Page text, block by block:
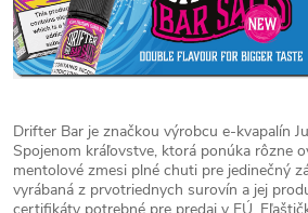
Drifter Bar je značkou výrobcu e-kvapalín
Spojenom kráľovstve, ktorá ponúka rôzne
mentolové zmesi plné chuti pre jedinečný
vyrábaná z prvotriednych surovín a jej
certifikáty potrebné pre predaj v EÚ.